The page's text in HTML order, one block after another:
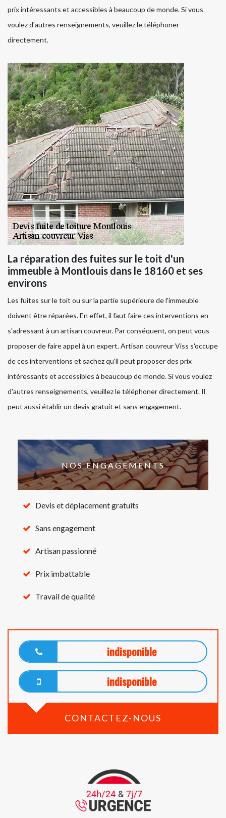
prix intéressants et accessibles à beaucoup de monde. Si vous
voulez d'autres renseignements, veuillez le téléphoner
directement.
La réparation des fuites sur le toit d'un
immeuble à Montlouis dans le 18160 et ses
environs
Les fuites sur le toit ou sur la partie supérieure de l'immeuble
doivent être réparées. En effet, il faut faire ces interventions en
s'adressant à un artisan couvreur. Par conséquent, on peut vous
proposer de faire appel à un expert. Artisan couvreur Viss s'occupe
de ces interventions et sachez qu'il peut proposer des prix
intéressants et accessibles à beaucoup de monde. Si vous voulez
d'autres renseignements, veuillez le téléphoner directement. Il
peut aussi établir un devis gratuit et sans engagement.
NOS ENGAGEMENTS
Devis et déplacement gratuits
Sans engagement
Artisan passionné
Prix imbattable
Travail de qualité
indisponible
indisponible
CONTACTEZ-NOUS